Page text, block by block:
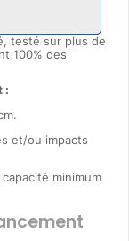
testé sur plus de
100% des
:
et/ou impacts
minimum